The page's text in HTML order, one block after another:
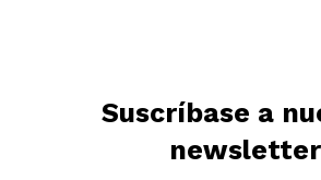
Suscríbase a
newsletter